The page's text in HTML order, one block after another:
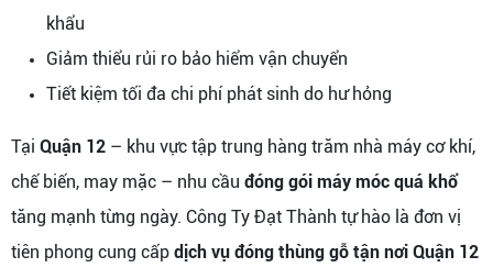
khẩu
Giảm thiểu rủi ro bảo hiểm vận chuyển
Tiết kiệm tối đa chi phí phát sinh do hư hỏng
Tại Quận 12 – khu vực tập trung hàng trăm nhà máy cơ khí,
chế biến, may mặc – nhu cầu đóng gói máy móc quá khổ
tăng mạnh từng ngày. Công Ty Đạt Thành tự hào là đơn vị
tiên phong cung cấp dịch vụ đóng thùng gỗ tận nơi Quận 12